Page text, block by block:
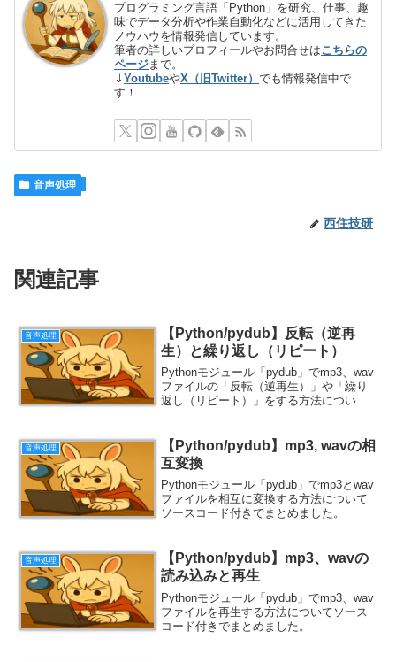
プログラミング言語「Python」を研究、仕事、趣
味でデータ分析や作業自動化などに活用してきた
ノウハウを情報発信しています。
筆者の詳しいプロフィールやお問合せはこちらの
ページ まで。
⇓YoutubeやX（旧Twitter）でも情報発信中で
す！
音声処理
西住技研
関連記事
音声処理
【Python/pydub】反転（逆再
生）と繰り返し（リピート）
Pythonモジュール「pydub」でmp3、wav
ファイルの「反転（逆再生）」や「繰り
返し（リピート）」をする方法について
音声処理
【Python/pydub】mp3, wavの相
互変換
Pythonモジュール「pydub」でmp3とwav
ファイルを相互に変換する方法について
ソースコード付きでまとめました。
音声処理
【Python/pydub】mp3、wavの
読み込みと再生
Pythonモジュール「pydub」でmp3、wav
ファイルを再生する方法についてソース
コード付きでまとめました。